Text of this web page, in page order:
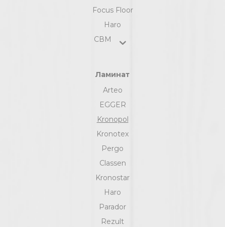
Focus Floor
Haro
СВМ
Ламинат
Arteo
EGGER
Kronopol
Kronotex
Pergo
Classen
Kronostar
Haro
Parador
Rezult